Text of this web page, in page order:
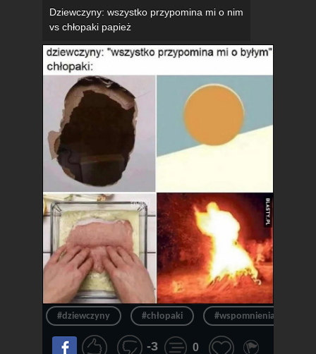
Dziewczyny: wszystko przypomina mi o nim
vs chłopaki papież
#dziewczyny #chłopaki #wspomnienia
-3 0